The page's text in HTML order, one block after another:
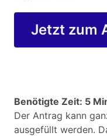
Jetzt zum
Benötigte Zeit: 5
Der Antrag kann
ausgefüllt werden.